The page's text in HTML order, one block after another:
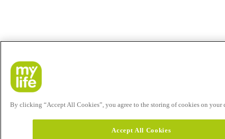
By clicking “Accept All Cookies”, you agree to the storing of cookies on your
Accept All Cookies